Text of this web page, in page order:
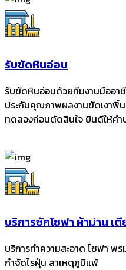
รับขัดหินอ่อน
รับขัดหินอ่อนด้วยทีมงานมืออา
ประกันคุณภาพผลงานขัดเงาพิ้
ทดลองก่อนตัดสินใจ ยินดีให้คำ
บริการซักโซฟา ผ้าม่าน เตี
บริการทำความสะอาด โซฟา พ
กำจัดไรฝุ่น สาเหตุภูมิแพ้